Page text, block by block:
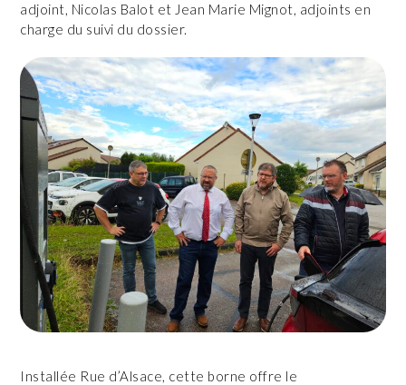
adjoint, Nicolas Balot et Jean Marie Mignot, adjoints en
charge du suivi du dossier.
Installée Rue d’Alsace, cette borne offre le